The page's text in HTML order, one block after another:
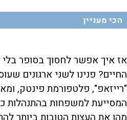
הכי מעניין
אז איך אפשר לחסוך בסופר
החיים? פנינו לשני ארגונים
"רייזאפ", פלטפורמת פינטק,
המסייעת למשפחות בהתנהלות